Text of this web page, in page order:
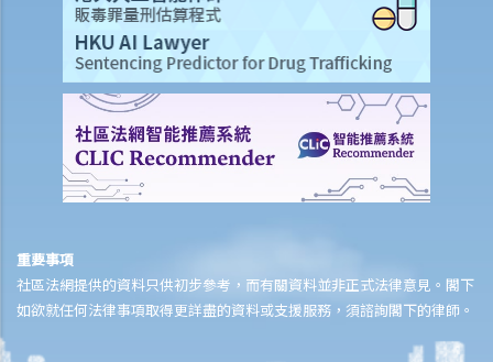
3. 沒有被控的行為
4. 就被告的不良品格盤問
b. 良好品格的證據
重要事項
社區法網提供的資料只供初步參考，而有關資料並非正式法律意見。閣下
如欲就任何法律事項取得更詳盡的資料或支援服務，須諮詢閣下的律師。